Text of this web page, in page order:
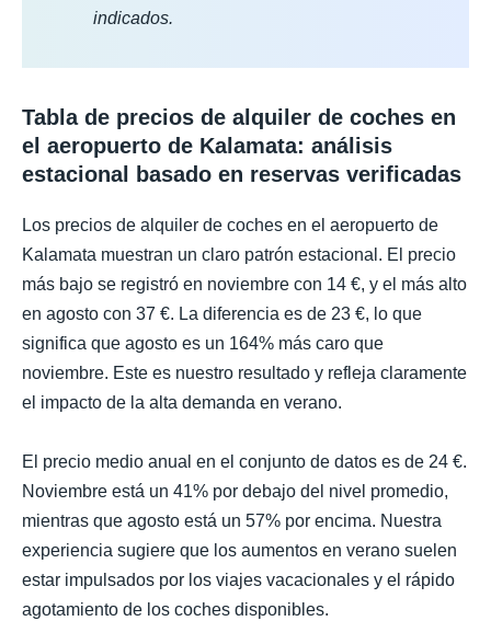
indicados.
Tabla de precios de alquiler de coches en
el aeropuerto de Kalamata: análisis
estacional basado en reservas verificadas
Los precios de alquiler de coches en el aeropuerto de
Kalamata muestran un claro patrón estacional. El precio
más bajo se registró en noviembre con 14 €, y el más alto
en agosto con 37 €. La diferencia es de 23 €, lo que
significa que agosto es un 164% más caro que
noviembre. Este es nuestro resultado y refleja claramente
el impacto de la alta demanda en verano.
El precio medio anual en el conjunto de datos es de 24 €.
Noviembre está un 41% por debajo del nivel promedio,
mientras que agosto está un 57% por encima. Nuestra
experiencia sugiere que los aumentos en verano suelen
estar impulsados por los viajes vacacionales y el rápido
agotamiento de los coches disponibles.